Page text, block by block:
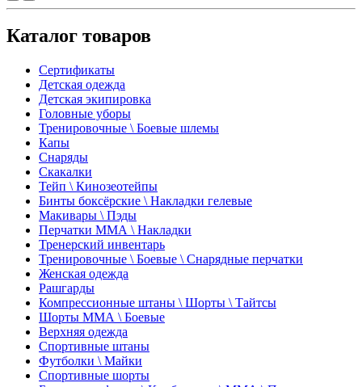
Каталог товаров
Сертификаты
Детская одежда
Детская экипировка
Головные уборы
Тренировочные \ Боевые шлемы
Капы
Снаряды
Скакалки
Тейп \ Кинозеотейпы
Бинты боксёрские \ Накладки гелевые
Макивары \ Пэды
Перчатки ММА \ Накладки
Тренерский инвентарь
Тренировочные \ Боевые \ Снарядные перчатки
Женская одежда
Рашгарды
Компрессионные штаны \ Шорты \ Тайтсы
Шорты ММА \ Боевые
Верхняя одежда
Спортивные штаны
Футболки \ Майки
Спортивные шорты